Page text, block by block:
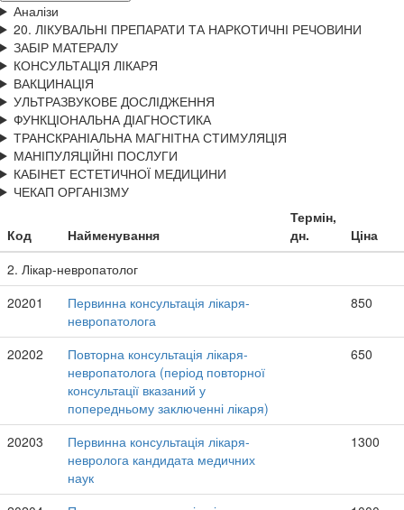
Аналізи
20. ЛІКУВАЛЬНІ ПРЕПАРАТИ ТА НАРКОТИЧНІ РЕЧОВИНИ
ЗАБІР МАТЕРАЛУ
КОНСУЛЬТАЦІЯ ЛІКАРЯ
ВАКЦИНАЦІЯ
УЛЬТРАЗВУКОВЕ ДОСЛІДЖЕННЯ
ФУНКЦІОНАЛЬНА ДІАГНОСТИКА
ТРАНСКРАНІАЛЬНА МАГНІТНА СТИМУЛЯЦІЯ
МАНІПУЛЯЦІЙНІ ПОСЛУГИ
КАБІНЕТ ЕСТЕТИЧНОЇ МЕДИЦИНИ
ЧЕКАП ОРГАНІЗМУ
Код Найменування
Термін,
дн.
Ціна
2. Лікар-невропатолог
20201
Первинна консультація лікаря-
невропатолога
850
20202
Повторна консультація лікаря-
невропатолога (період повторної
консультації вказаний у
попередньому заключенні лікаря)
650
20203
Первинна консультація лікаря-
невролога кандидата медичних
наук
1300